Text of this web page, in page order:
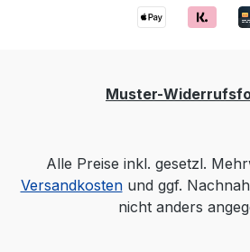
Muster-
Alle Preise inkl. gesetzl.
Versandkostenund ggf.
nicht anders